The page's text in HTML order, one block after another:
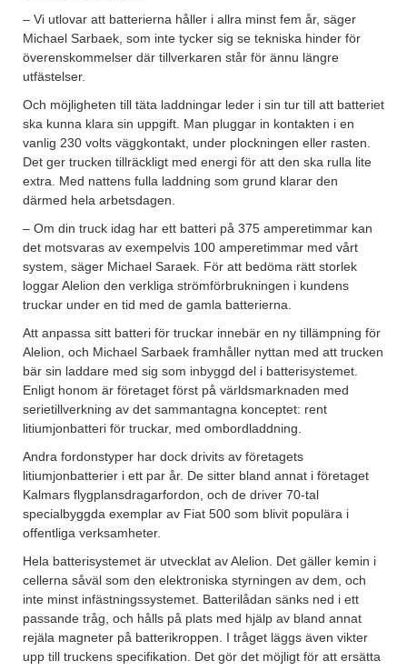
– Vi utlovar att batterierna håller i allra minst fem år, säger
Michael Sarbaek, som inte tycker sig se tekniska hinder för
överenskommelser där tillverkaren står för ännu längre
utfästelser.
Och möjligheten till täta laddningar leder i sin tur till att batteriet
ska kunna klara sin uppgift. Man pluggar in kontakten i en
vanlig 230 volts väggkontakt, under plockningen eller rasten.
Det ger trucken tillräckligt med energi för att den ska rulla lite
extra. Med nattens fulla laddning som grund klarar den
därmed hela arbetsdagen.
– Om din truck idag har ett batteri på 375 amperetimmar kan
det motsvaras av exempelvis 100 amperetimmar med vårt
system, säger Michael Saraek. För att bedöma rätt storlek
loggar Alelion den verkliga strömförbrukningen i kundens
truckar under en tid med de gamla batterierna.
Att anpassa sitt batteri för truckar innebär en ny tillämpning för
Alelion, och Michael Sarbaek framhåller nyttan med att trucken
bär sin laddare med sig som inbyggd del i batterisystemet.
Enligt honom är företaget först på världsmarknaden med
serietillverkning av det sammantagna konceptet: rent
litiumjonbatteri för truckar, med ombordladdning.
Andra fordonstyper har dock drivits av företagets
litiumjonbatterier i ett par år. De sitter bland annat i företaget
Kalmars flygplansdragarfordon, och de driver 70-tal
specialbyggda exemplar av Fiat 500 som blivit populära i
offentliga verksamheter.
Hela batterisystemet är utvecklat av Alelion. Det gäller kemin i
cellerna såväl som den elektroniska styrningen av dem, och
inte minst infästningssystemet. Batterilådan sänks ned i ett
passande tråg, och hålls på plats med hjälp av bland annat
rejäla magneter på batterikroppen. I tråget läggs även vikter
upp till truckens specifikation. Det gör det möjligt för att ersätta